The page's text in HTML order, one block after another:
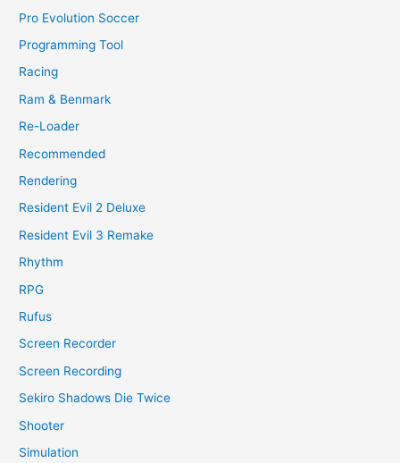
Pro Evolution Soccer
Programming Tool
Racing
Ram & Benmark
Re-Loader
Recommended
Rendering
Resident Evil 2 Deluxe
Resident Evil 3 Remake
Rhythm
RPG
Rufus
Screen Recorder
Screen Recording
Sekiro Shadows Die Twice
Shooter
Simulation